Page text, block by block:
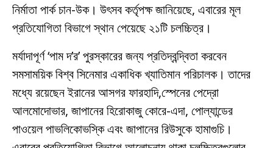
নির্মাতা পার্ক চান-উক। উৎসব কর্তৃপক্ষ জানিয়েছে, এবারের মূল
প্রতিযোগিতা বিভাগে স্থান পেয়েছে ২১টি চলচ্চিত্র।
মর্যাদাপূর্ণ ‘পাম দ’র’ পুরস্কারের জন্য প্রতিদ্বন্দ্বিতা করবেন
সমসাময়িক বিশ্ব সিনেমার একাধিক খ্যাতিমান পরিচালক। তাদের
মধ্যে রয়েছেন ইরানের আসগর ফারহাদি,স্পেনের পেদ্রো
আলমোদোভার, জাপানের হিরোকাজু কোরে-এদা, পোল্যান্ডের
পাওয়েল পাভলিকোভস্কি এবং জাপানের রিউসুকে হামাগুচি।